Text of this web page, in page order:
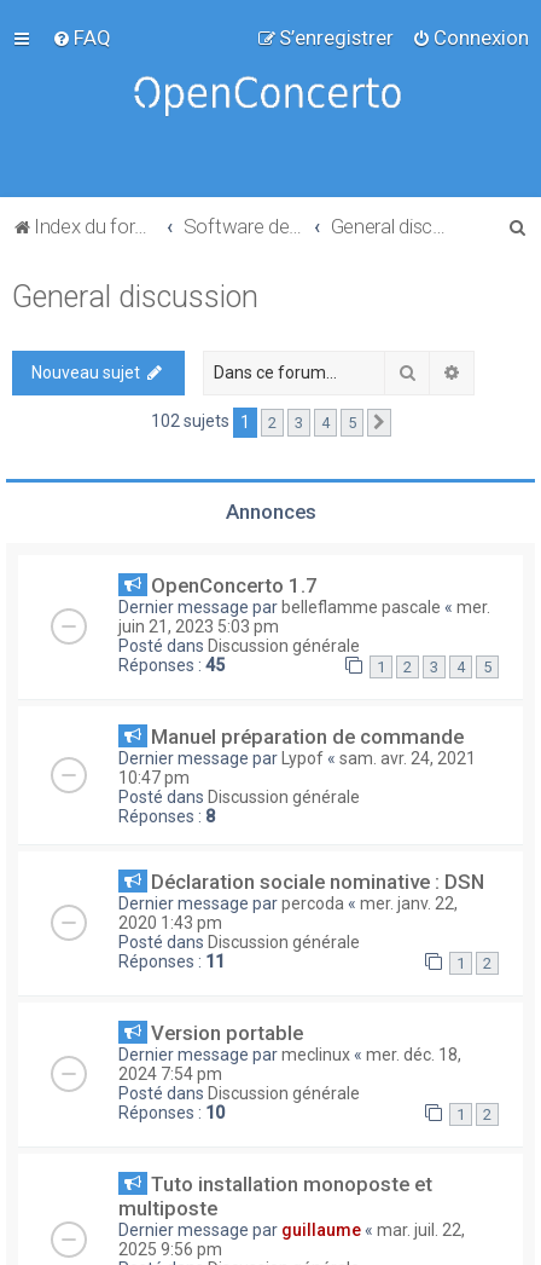
FAQ Connexion
S’enregistrer
Index du forum
General discussion
Nouveau sujet Rechercher
102 sujets 1 2 3 4 5
Annonces
OpenConcerto 1.7
Dernier message par belleflamme pascale « mer.
juin 21, 2023 5:03 pm
Posté dans Discussion générale
Réponses : 45 1 2 3 4 5
Manuel préparation de commande
Dernier message par Lypof « sam. avr. 24, 2021
10:47 pm
Posté dans Discussion générale
Réponses : 8
Déclaration sociale nominative : DSN
Dernier message parpercoda « mer. janv. 22,
2020 1:43 pm
Posté dans Discussion générale
Réponses : 11 1 2
Version portable
Dernier message parmeclinux « mer. déc. 18,
2024 7:54 pm
Posté dans Discussion générale
Réponses : 10 1 2
Tuto installation monoposte et
multiposte
Dernier message par guillaume « mar. juil. 22,
2025 9:56 pm